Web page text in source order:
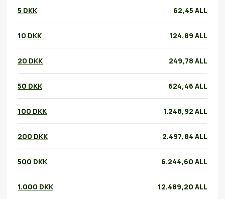
5 DKK 62,45 ALL
10 DKK 124,89 ALL
20 DKK 249,78 ALL
50 DKK 624,46 ALL
100 DKK 1.248,92 ALL
200 DKK 2.497,84 ALL
500 DKK 6.244,60 ALL
1.000 DKK 12.489,20 ALL